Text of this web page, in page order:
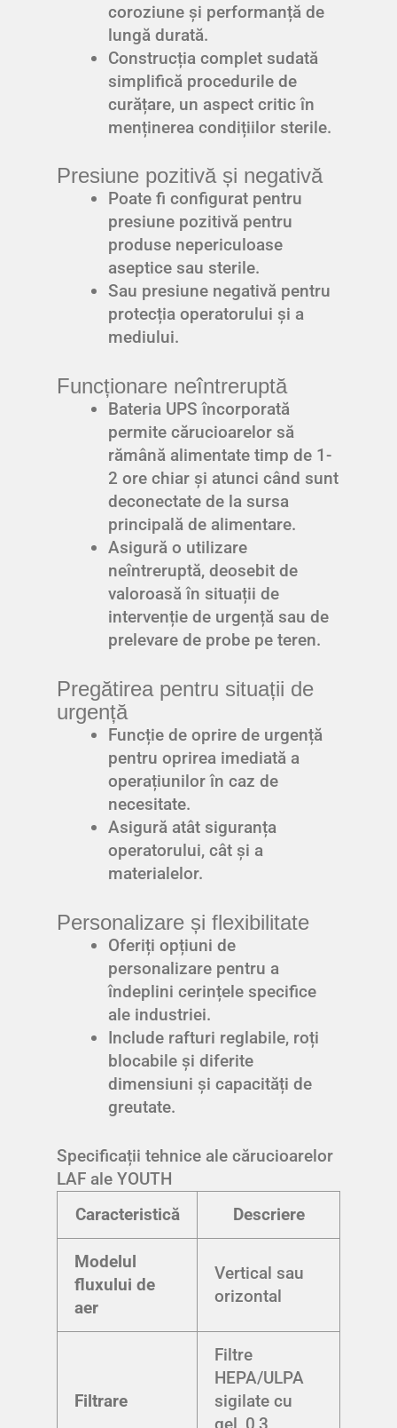
coroziune și performanță de
lungă durată.
Construcția complet sudată
simplifică procedurile de
curățare, un aspect critic în
menținerea condițiilor sterile.
Presiune pozitivă și negativă
Poate fi configurat pentru
presiune pozitivă pentru
produse nepericuloase
aseptice sau sterile.
Sau presiune negativă pentru
protecția operatorului și a
mediului.
Funcționare neîntreruptă
Bateria UPS încorporată
permite cărucioarelor să
rămână alimentate timp de 1-
2 ore chiar și atunci când sunt
deconectate de la sursa
principală de alimentare.
Asigură o utilizare
neîntreruptă, deosebit de
valoroasă în situații de
intervenție de urgență sau de
prelevare de probe pe teren.
Pregătirea pentru situații de
urgență
Funcție de oprire de urgență
pentru oprirea imediată a
operațiunilor în caz de
necesitate.
Asigură atât siguranța
operatorului, cât și a
materialelor.
Personalizare și flexibilitate
Oferiți opțiuni de
personalizare pentru a
îndeplini cerințele specifice
ale industriei.
Include rafturi reglabile, roți
blocabile și diferite
dimensiuni și capacități de
greutate.
Specificații tehnice ale cărucioarelor
LAF ale YOUTH
Caracteristică
Descriere
Modelul
fluxului de
aer
Vertical sau
orizontal
Filtrare
Filtre
HEPA/ULPA
sigilate cu
gel, 0,3